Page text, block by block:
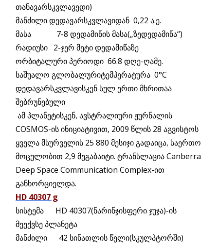
თანავარსკვლავედი)
მანძილი დედავარსკვლავიდან 0,22 ა.ე.
მასა 7-8 დედამიწის მასა(„ზედედამიწა“)
რადიუსი 2-ჯერ მეტი დედამიწაზე
ორბიტალური პერიოდი 66.8 დღე-ღამე.
საშუალო გლობალურიტემპერატურა 0°C
დედავარსკვლავისკენ სულ ერთი მხრითაა
შებრუნებული
ამ პლანეტისკენ, ავსტრალიური ჟურნალის
COSMOS-ის ინიციატივით, 2009 წლის 28 აგვისტოს
ყველა მსურველის 25 880 მესიჯი გადაიცა, საერთო
მოცულობით 2,9 მეგაბაიტი. ტრანსლაცია Canberra
Deep Space Communication Complex-ით
განხორციელდა.
HD 40307 g
სისტემა HD 40307(ნარინჯისფერი ჯუჯა)-ის
მეექვსე პლანეტა
მანძილი 42 სინათლის წელი(სკულპტორში)